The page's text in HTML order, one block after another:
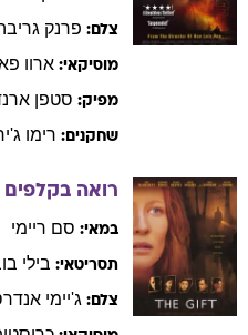
צלם: פרנק
מוסיקאי: ארוו
מפיק: סטפן
שחקנים: רימו
רואה בקלפים
במאי: סם ריימי
תסריטאי: בילי
צלם: ג'יימי